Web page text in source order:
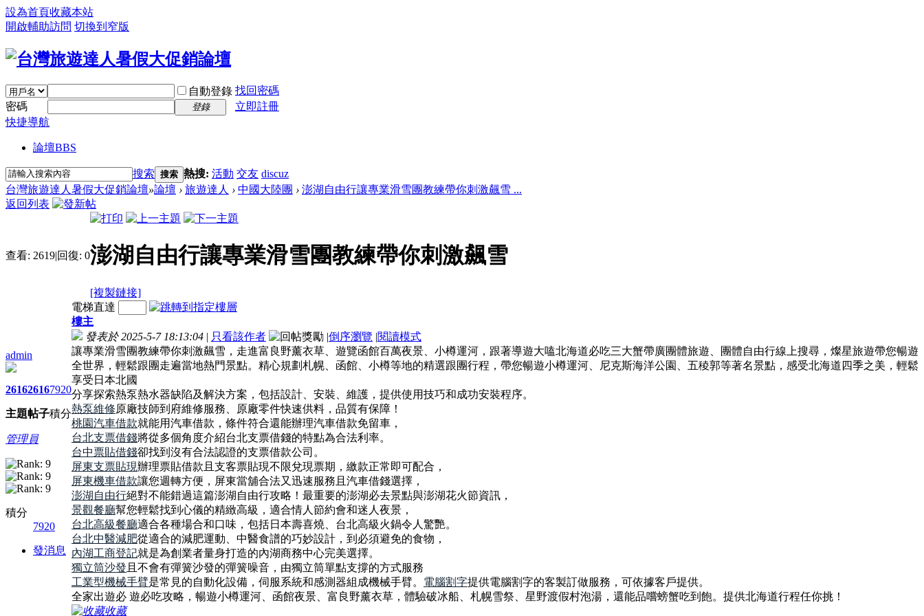
設為首頁收藏本站
開啟輔助訪問 切換到窄版
自動登錄 找回密碼
密碼
登錄
立即註冊
快捷導航
論壇BBS
搜索 搜索 熱搜: 活動 交友 discuz
台灣旅遊達人暑假大促銷論壇»論壇 › 旅遊達人 › 中國大陸團 › 澎湖自由行讓專業滑雪團教練帶你刺激飆雪 ...
返回列表
查看: 2619|回復: 0澎湖自由行讓專業滑雪團教練帶你刺激飆雪
[複製鏈接]
admin
2616
主題
2616
帖子
7920
積分
管理員
積分
7920
發消息
電梯直達
樓主
發表於 2025-5-7 18:13:04 | 只看該作者 |倒序瀏覽 |閱讀模式
讓專業滑雪團教練帶你刺激飆雪，走進富良野薰衣草、遊覽函館百萬夜景、小樽運河，跟著導遊大嗑北海道必吃三大蟹帶廣團體旅遊、團體自由行線上搜尋，燦星旅遊帶您暢遊
全世界，輕鬆跟團走遍當地熱門景點。精心規劃札幌、函館、小樽等地的精選跟團行程，帶您暢遊小樽運河、尼克斯海洋公園、五稜郭等著名景點，感受北海道四季之美，輕鬆
享受日本北國
分享探索熱泵熱水器缺陷及解決方案，包括設計、安裝、維護，提供使用技巧和成功安裝程序。
熱泵維修原廠技師到府維修服務、原廠零件快速供料，品質有保障！
桃園汽車借款就能用汽車借款，條件符合還能辦理汽車借款免留車，
台北支票借錢將從多個角度介紹台北支票借錢的特點為合法利率。
台中票貼借錢卻找到沒有合法認證的支票借款公司。
屏東支票貼現辦理票貼借款且支客票貼現不限兌現票期，繳款正常即可配合，
屏東機車借款讓您週轉方便，屏東當舖合法又迅速服務且汽車借錢選擇，
澎湖自由行絕對不能錯過這篇澎湖自由行攻略！最重要的澎湖必去景點與澎湖花火節資訊，
景觀餐廳幫您輕鬆找到心儀的精緻高級，適合情人節約會和迷人夜景，
台北高級餐廳適合各種場合和口味，包括日本壽喜燒、台北高級火鍋令人驚艷。
台北中醫減肥從適合的減肥運動、中醫食譜的巧妙設計，到必須避免的食物，
內湖工商登記就是為創業者量身打造的內湖商務中心完美選擇。
獨立筒沙發 且不會有彈簧沙發的彈簧噪音，由獨立筒單點支撐的方式服務
工業型機械手臂是常見的自動化設備，伺服系統和感測器組成機械手臂。 電腦割字提供電腦割字的客製訂做服務，可依據客戶提供。
全家出遊必 遊必吃攻略，暢遊小樽運河、函館夜景、富良野薰衣草，體驗破冰船、札幌雪祭、星野渡假村泡湯，還能品嚐螃蟹吃到飽。提供北海道行程任你挑！
收藏